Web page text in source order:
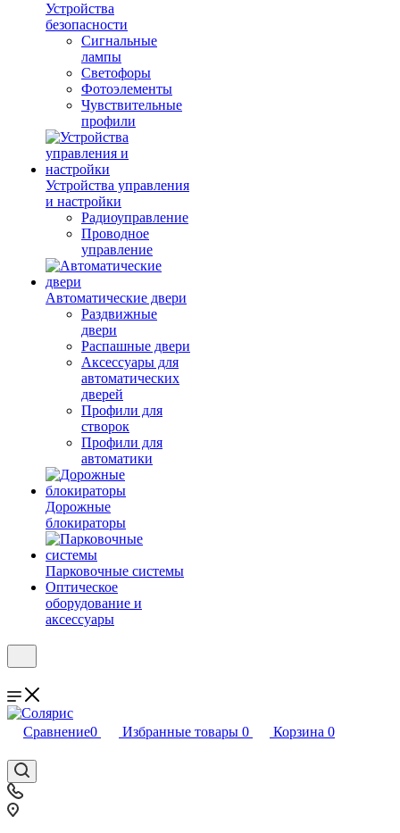
Устройства
безопасности
Сигнальные
лампы
Светофоры
Фотоэлементы
Чувствительные
профили
Устройства управления
и настройки
Радиоуправление
Проводное
управление
Автоматические двери
Раздвижные
двери
Распашные двери
Аксессуары для
автоматических
дверей
Профили для
створок
Профили для
автоматики
Дорожные
блокираторы
Парковочные системы
Оптическое
оборудование и
аксессуары
Сравнение0 Избранные товары 0 Корзина 0